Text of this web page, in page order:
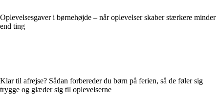
Oplevelsesgaver i børnehøjde – når oplevelser skaber stærkere minder
end ting
Klar til afrejse? Sådan forbereder du børn på ferien, så de føler sig
trygge og glæder sig til oplevelserne